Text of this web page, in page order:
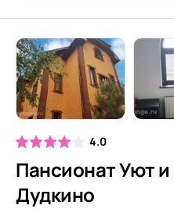
4.0
Пансионат Уют
Дудкино